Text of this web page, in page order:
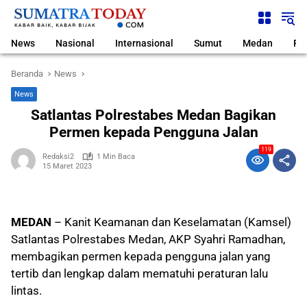
Langsung
News Nasional Internasional Sumut Medan
Beranda News
News
Satlantas Polrestabes Medan Bagikan
Permen kepada Pengguna Jalan
Redaksi2
1 Min Baca
15 Maret 2023
119
MEDAN – Kanit Keamanan dan Keselamatan (Kamsel)
Satlantas Polrestabes Medan, AKP Syahri Ramadhan,
membagikan permen kepada pengguna jalan yang
tertib dan lengkap dalam mematuhi peraturan lalu
lintas.